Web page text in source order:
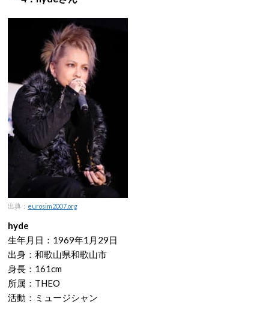
出典： eurosim2007.org
hyde
生年月日：1969年1月29日
出身：和歌山県和歌山市
身長：161cm
所属：THEO
活動：ミュージシャン